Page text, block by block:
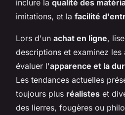
inclure la qualité des
imitations, et la facilité
Lors d'un achat en ligne,
descriptions et examinez les
évaluer l'apparence et la
Les tendances actuelles
toujours plus réalistes et
des lierres, fougères ou